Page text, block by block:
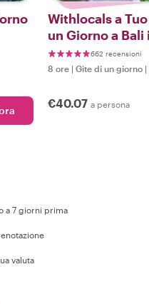
Withlocals a
un Giorno a Bali
662 recensioni
8 ore | Gite di un giorno |
€40.07 a persona
a 7 giorni prima
valuta